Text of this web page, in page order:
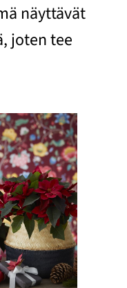
näyttävät
joten tee